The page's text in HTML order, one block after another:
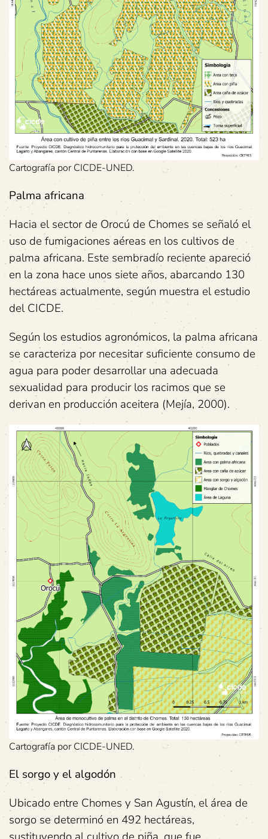
Cartografía por CICDE-UNED.
Palma africana
Hacia el sector de Orocú de Chomes se señaló el
uso de fumigaciones aéreas en los cultivos de
palma africana. Este sembradío reciente apareció
en la zona hace unos siete años, abarcando 130
hectáreas actualmente, según muestra el estudio
del CICDE.
Según los estudios agronómicos, la palma africana
se caracteriza por necesitar suficiente consumo de
agua para poder desarrollar una adecuada
sexualidad para producir los racimos que se
derivan en producción aceitera (Mejía, 2000).
Cartografía por CICDE-UNED.
El sorgo y el algodón
Ubicado entre Chomes y San Agustín, el área de
sorgo se determinó en 492 hectáreas,